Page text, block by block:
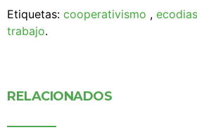
Etiquetas: cooperativismo , ecodias
trabajo.
RELACIONADOS